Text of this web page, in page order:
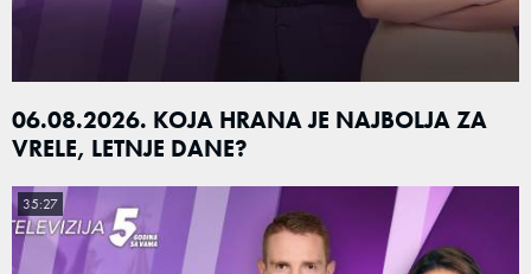
06.08.2026. KOJA HRANA JE NAJBOLJA ZA
VRELE, LETNJE DANE?
35:27